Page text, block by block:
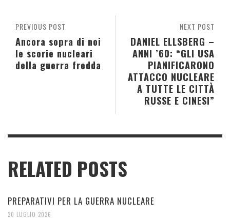
NEXT POST
DANIEL ELLSBERG –
ANNI ’60: “GLI USA
PIANIFICARONO
ATTACCO NUCLEARE
A TUTTE LE CITTÀ
RUSSE E CINESI”
PREVIOUS POST
Ancora sopra di noi
le scorie nucleari
della guerra fredda
RELATED POSTS
PREPARATIVI PER LA GUERRA NUCLEARE
20 LUGLIO 2026